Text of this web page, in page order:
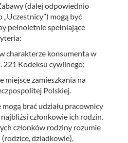
(dalej odpowiednio
„Uczestnicy”) mogą być
pełnoletnie spełniające
charakterze konsumenta w
221 Kodeksu cywilnego;
miejsce zamieszkania na
Polskiej.
brać udziału pracownicy
członkowie ich rodzin.
członków rodziny rozumie
dziadkowie),